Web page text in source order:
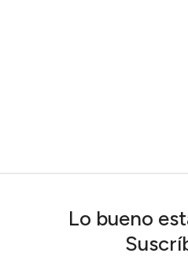
Lo bueno